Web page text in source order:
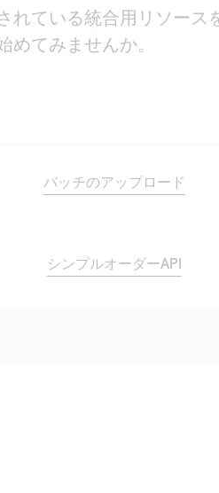
れている統合用リソース
めてみませんか。
バッチのアップロード
シンプルオーダーAPI